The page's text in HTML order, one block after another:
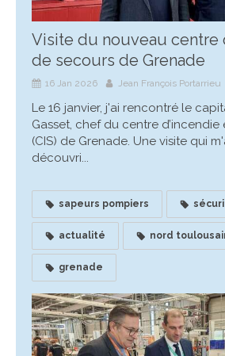
Visite du nouveau centre
de secours de Grenade
16 Jan 2026 Jean François Portarrieu
Le 16 janvier, j'ai rencontré le
Gasset, chef du centre
(CIS) de Grenade. Une visite qui
découvri...
sapeurs pompiers
actualité nord
grenade